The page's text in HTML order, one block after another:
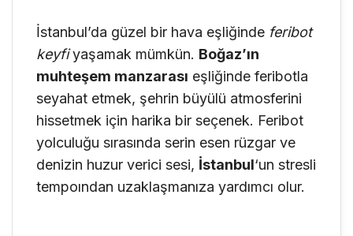
İstanbul’da güzel bir hava eşliğinde feribot
keyfiyaşamak mümkün. Boğaz’ın
muhteşem manzarası eşliğinde feribotla
seyahat etmek, şehrin büyülü atmosferini
hissetmek için harika bir seçenek. Feribot
yolculuğu sırasında serin esen rüzgar ve
denizin huzur verici sesi, İstanbul‘un stresli
tempoından uzaklaşmanıza yardımcı olur.